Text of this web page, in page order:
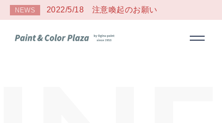
NEWS 2022/5/18 注意喚起のお願い